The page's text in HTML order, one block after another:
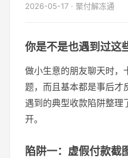
2026-05-17 · 聚付解冻通
你是不是也遇到过这
做小生意的朋友聊天时，
题，而且基本都是事后才
遇到的典型收款陷阱整理
开。
陷阱一：虚假付款截